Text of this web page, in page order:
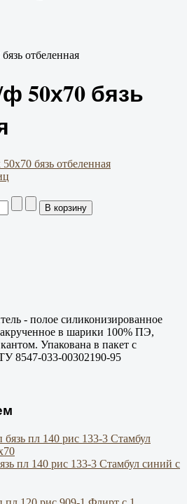
отбеленная
50х70 бязь
- полое силиконизированное
в шарики 100% ПЭ,
Упакована в пакет с
8547-033-00302190-95
пл 140 рис 133-3 Стамбул синий с